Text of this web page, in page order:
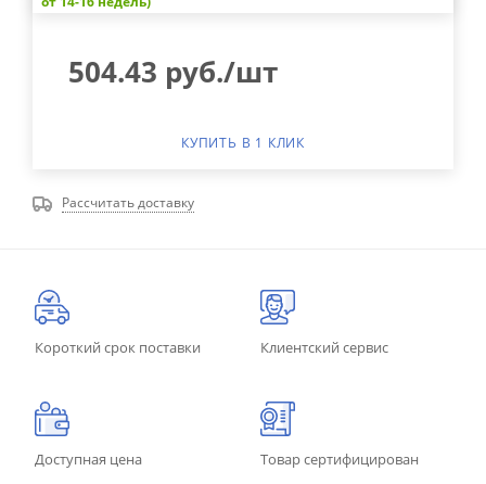
504.43 руб./шт
КУПИТЬ В 1 КЛИК
Рассчитать доставку
Короткий срок поставки Клиентский сервис
Доступная цена Товар сертифицирован